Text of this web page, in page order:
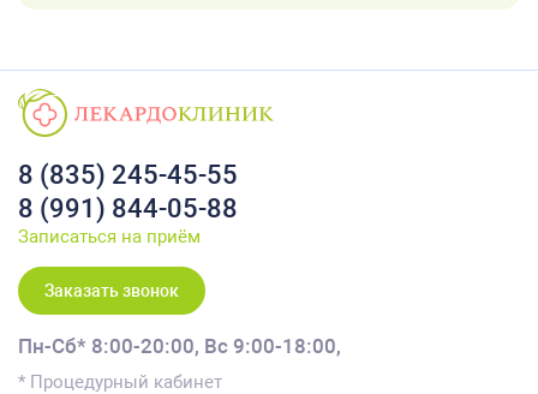
8 (835) 245-45-55
8 (991) 844-05-88
Записаться на приём
Заказать звонок
Пн-Сб* 8:00-20:00, Вс 9:00-18:00,
* Процедурный кабинет